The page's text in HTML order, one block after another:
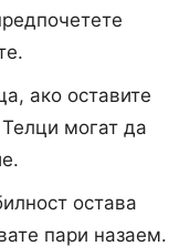
ако оставите
могат да
остава
пари назаем.